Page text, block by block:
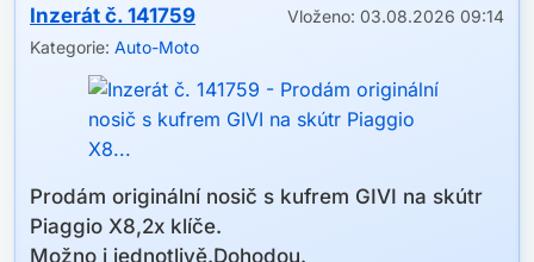
Inzerát č. 141759
Vloženo: 03.08.2026 09:14
Kategorie: Auto-Moto
Prodám originální nosič s kufrem GIVI na skútr
Piaggio X8,2x klíče.
Možno i jednotlivě.Dohodou.